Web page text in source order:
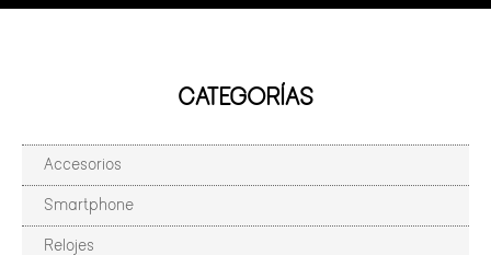
CATEGORÍAS
Accesorios
Smartphone
Relojes